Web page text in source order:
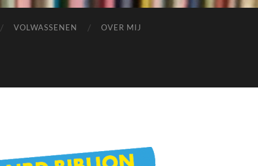
VOLWASSENEN OVER MIJ